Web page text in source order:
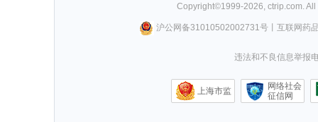
Copyright©1999-2026 ctrip.com .
沪公网备31010502002731号丨 互联网药
违法和不良信息举报
上海市监
网络社会
征信网